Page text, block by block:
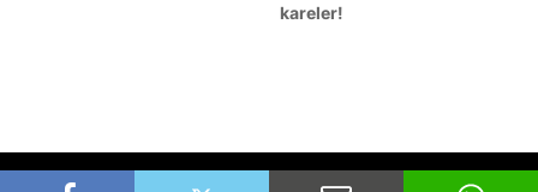
kareler!